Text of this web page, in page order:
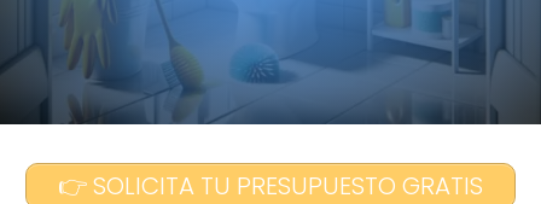
👉 SOLICITA TU PRESUPUESTO GRATIS